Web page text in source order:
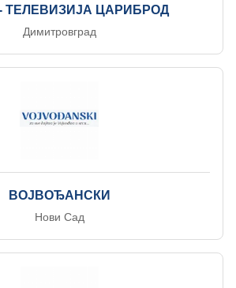
ТЕЛЕВИЗИЈА ЦАРИБРОД
Димитровград
ВОЈВОЂАНСКИ
Нови Сад